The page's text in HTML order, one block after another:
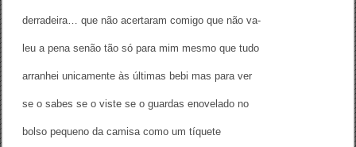
derradeira… que não acertaram comigo que não va-
leu a pena senão tão só para mim mesmo que tudo
arranhei unicamente às últimas bebi mas para ver
se o sabes se o viste se o guardas enovelado no
bolso pequeno da camisa como um tíquete